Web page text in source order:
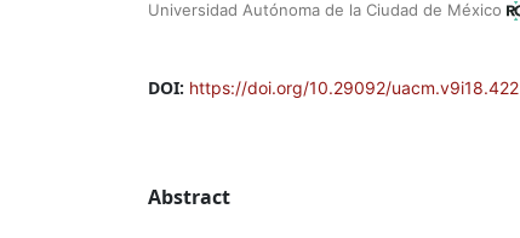
Universidad Autónoma de la Ciudad de México
DOI: https://doi.org/10.29092/uacm.v9i18.422
Abstract